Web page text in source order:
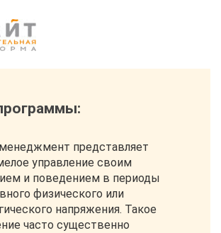
представляет
управление своим
и поведением в периоды
физического или
напряжения. Такое
часто существенно